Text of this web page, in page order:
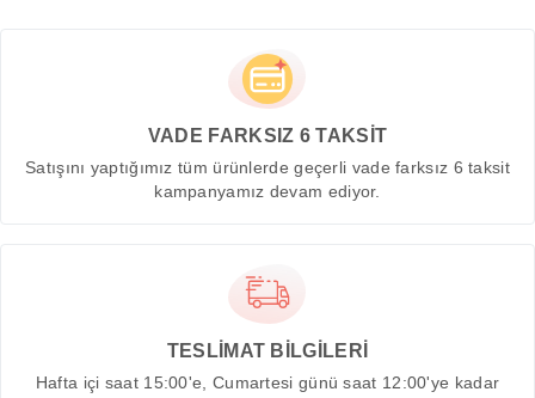
VADE FARKSIZ 6 TAKSİT
Satışını yaptığımız tüm ürünlerde geçerli vade farksız 6 taksit
kampanyamız devam ediyor.
TESLİMAT BİLGİLERİ
Hafta içi saat 15:00'e, Cumartesi günü saat 12:00'ye kadar